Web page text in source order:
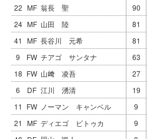
22 MF 翁長 聖 90
24 MF 山田 陸 81
41
MF 長谷川 元希 81
9
FW チアゴ サンタナ 63
18 FW 山﨑 凌吾 27
6
DF 江川 湧清 19
11 FW ノーマン キャンベル 9
21
MF ディエゴ ピトゥカ 9